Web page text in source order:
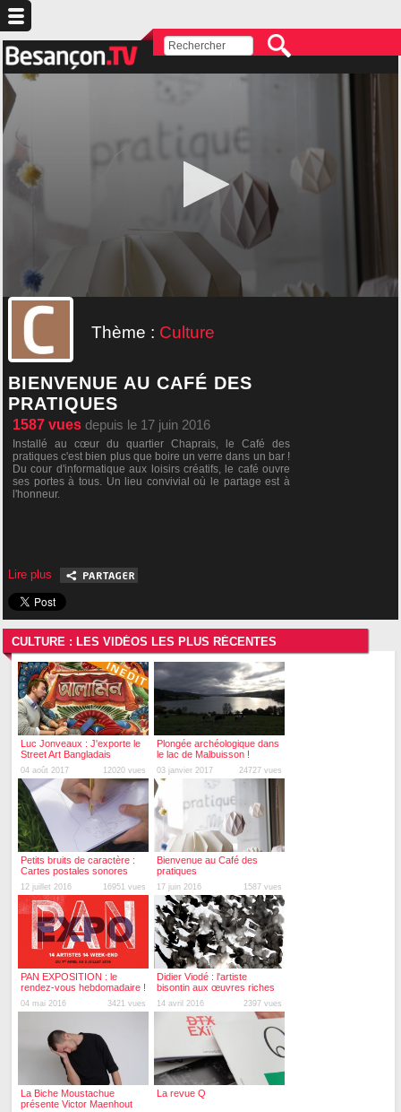
Thème : Culture
BIENVENUE AU CAFÉ DES
PRATIQUES
1587 vues depuis le 17 juin 2016
Installé au cœur du quartier Chaprais, le Café des
pratiques c'est bien plus que boire un verre dans un bar !
Du cour d'informatique aux loisirs créatifs, le café ouvre
ses portes à tous. Un lieu convivial où le partage est à
l'honneur.
Lire plus
CULTURE : LES VIDÉOS LES PLUS RÉCENTES
Luc Jonveaux : J'exporte le
Street Art Bangladais
04 août 2017 12020 vues
Plongée archéologique dans
le lac de Malbuisson !
03 janvier 2017 24727 vues
Petits bruits de caractère :
Cartes postales sonores
12 juillet 2016 16951 vues
Bienvenue au Café des
pratiques
17 juin 2016 1587 vues
PAN EXPOSITION : le
rendez-vous hebdomadaire !
04 mai 2016 3421 vues
Didier Viodé : l'artiste
bisontin aux œuvres riches
et pluridisciplinaires !
14 avril 2016 2397 vues
La Biche Moustachue
présente Victor Maenhout
La revue Q